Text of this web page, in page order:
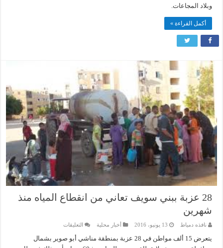
وبلاد المجاعات.
أكمل القراءة »
28 عزبة ببني سويف تعاني من انقطاع المياه منذ
شهرين
نافذه دمياط 13 يونيو، 2016 أخبار محلية التعليقاتعلى
ببني
يتعرض 15 ألف مواطن في 28 عزبة بمنطقة مناشي أبو صوير بشمال